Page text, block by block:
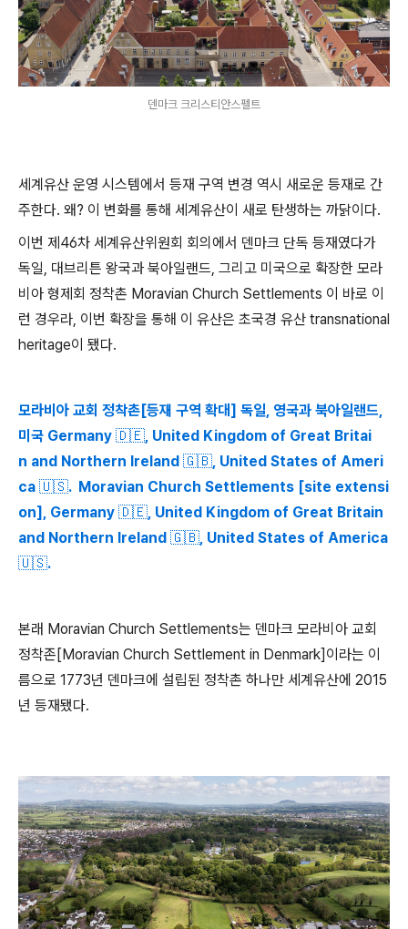
덴마크 크리스티안스펠트
세계유산 운영 시스템에서 등재 구역 변경 역시 새로운 등재로 간
주한다. 왜? 이 변화를 통해 세계유산이 새로 탄생하는 까닭이다.
이번 제46차 세계유산위원회 회의에서 덴마크 단독 등재였다가
독일, 대브리튼 왕국과 북아일랜드, 그리고 미국으로 확장한 모라
비아 형제회 정착촌 Moravian Church Settlements 이 바로 이
런 경우라, 이번 확장을 통해 이 유산은 초국경 유산 transnational
heritage이 됐다.
모라비아 교회 정착촌[등재 구역 확대] 독일, 영국과 북아일랜드,
미국 Germany 🇩🇪, United Kingdom of Great Britai
n and Northern Ireland 🇬🇧, United States of Ameri
ca 🇺🇸. Moravian Church Settlements [site extensi
on], Germany 🇩🇪, United Kingdom of Great Britain
and Northern Ireland 🇬🇧, United States of America
🇺🇸.
본래 Moravian Church Settlements는 덴마크 모라비아 교회
정착존[Moravian Church Settlement in Denmark]이라는 이
름으로 1773년 덴마크에 설립된 정착촌 하나만 세계유산에 2015
년 등재됐다.